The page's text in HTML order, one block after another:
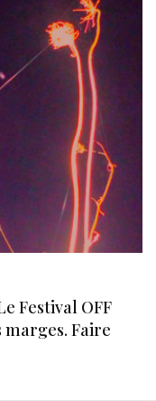
Festival OFF
marges. Faire